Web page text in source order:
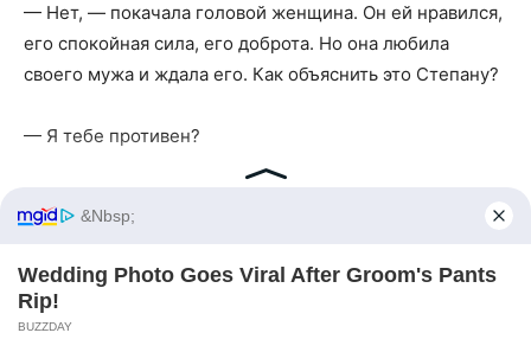
— Нет, — покачала головой женщина. Он ей нравился,
его спокойная сила, его доброта. Но она любила
своего мужа и ждала его. Как объяснить это Степану?
— Я тебе противен?
куска хлеба не сижу. Что во мне не так? Я ужом вокруг
тебя вьюсь, не знаю, как угодить, а ты — словно
&nbsp;
Wedding Photo Goes Viral After Groom's Pants
Rip!
BUZZDAY